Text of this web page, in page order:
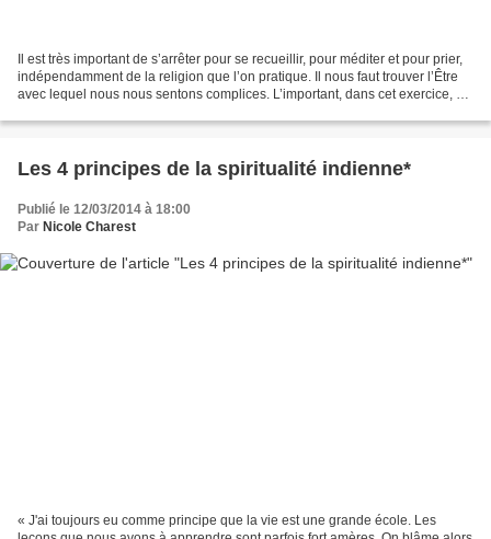
Il est très important de s’arrêter pour se recueillir, pour méditer et pour prier,
indépendamment de la religion que l’on pratique. Il nous faut trouver l’Être
avec lequel nous nous sentons complices. L’important, dans cet exercice, ce
Les 4 principes de la spiritualité indienne*
Publié le 12/03/2014 à 18:00
Par Nicole Charest
« J'ai toujours eu comme principe que la vie est une grande école. Les